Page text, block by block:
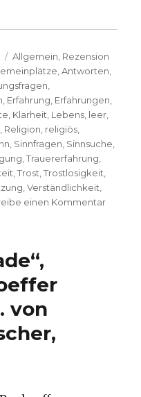
Kategorien
Allgemein Rezension
,Antworten
Erfahrung Erfahrungen
Klarheit Lebens leer
Religion religiös
Sinnfragen Sinnsuche
,Trauererfahrung
,Trost ,Trostlosigkeit
,Verständlichkeit
einen Kommentarzu
von